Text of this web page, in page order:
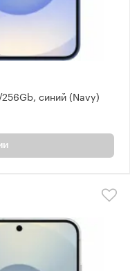
синий (Navy)